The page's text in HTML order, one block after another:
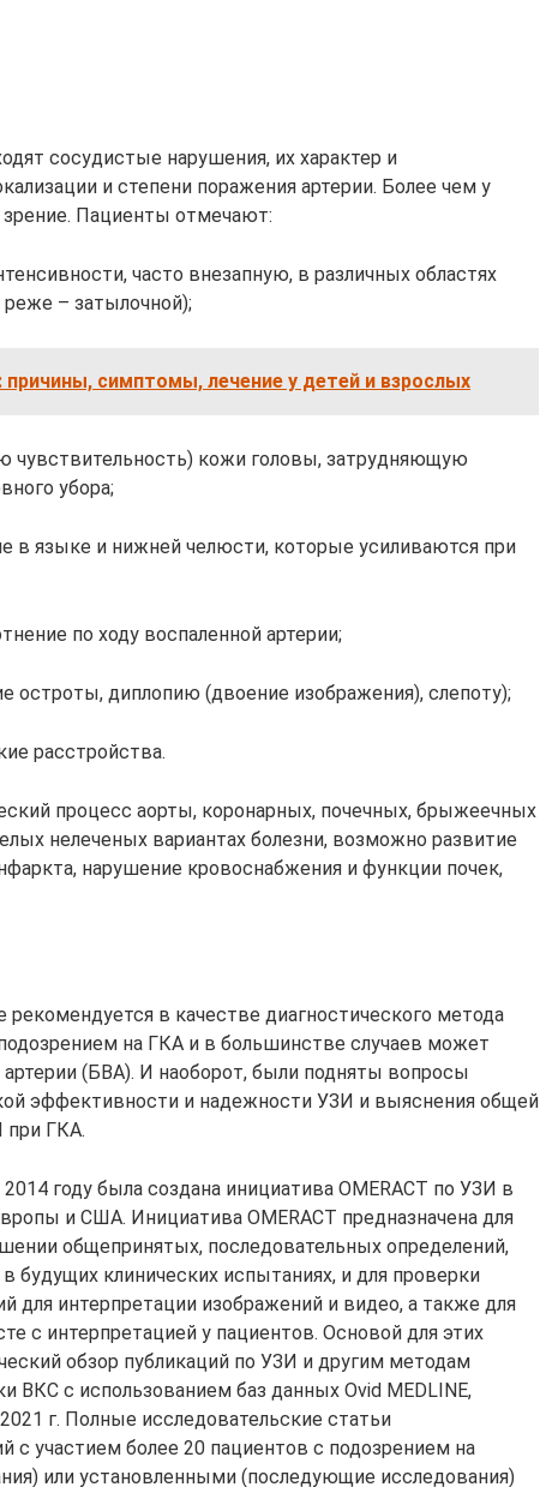
сосудистые нарушения, их характер и
и степени поражения артерии. Более чем у
Пациенты отмечают:
часто внезапную, в различных областях
реже – затылочной);
симптомы, лечение у детей и взрослых
чувствительность) кожи головы, затрудняющую
убора;
в языке и нижней челюсти, которые усиливаются при
по ходу воспаленной артерии;
остроты, диплопию (двоение изображения), слепоту);
расстройства.
процесс аорты, коронарных, почечных, брыжеечных
нелеченых вариантах болезни, возможно развитие
нарушение кровоснабжения и функции почек,
в качестве диагностического метода
на ГКА и в большинстве случаев может
(БВА). И наоборот, были подняты вопросы
эффективности и надежности УЗИ и выяснения общей
при ГКА.
году была создана инициатива OMERACT по УЗИ в
и США. Инициатива OMERACT предназначена для
общепринятых, последовательных определений,
будущих клинических испытаниях, и для проверки
для интерпретации изображений и видео, а также для
с интерпретацией у пациентов. Основой для этих
обзор публикаций по УЗИ и другим методам
ВКС с использованием баз данных Ovid MEDLINE,
г. Полные исследовательские статьи
с участием более 20 пациентов с подозрением на
или установленными (последующие исследования)